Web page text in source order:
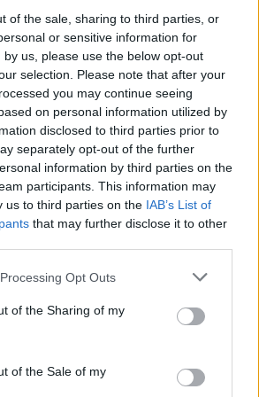
of the sale, sharing to third parties, or
or sensitive information for
us, please use the below opt-out
selection. Please note that after your
you may continue seeing
on personal information utilized by
disclosed to third parties prior to
separately opt-out of the further
information by third parties on the
participants. This information may
us to third parties on the IAB’s List of
that may further disclose it to other
Opt Outs
of the Sharing of my
of the Sale of my
a vizuális tuningok, a
Tökös páncélok,
és matricák adnak
a testreszabásra,
egyfolytában
is. Tehát állandóan
aminek hála az ember pár
érzi úgy, hogy egy
Mindezek mellett bár a
a Unity grafikus motor
erősíti, amik bizonyítják az
hitt benne